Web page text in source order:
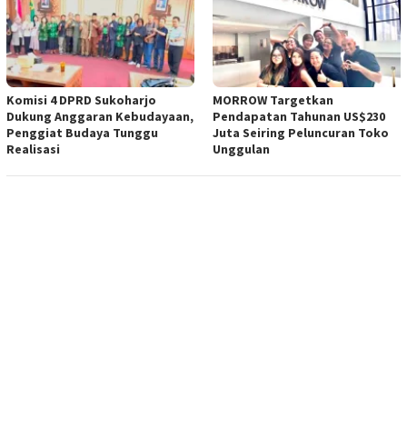
Komisi 4 DPRD Sukoharjo
Dukung Anggaran Kebudayaan,
Penggiat Budaya Tunggu
Realisasi
MORROW Targetkan
Pendapatan Tahunan US$230
Juta Seiring Peluncuran Toko
Unggulan